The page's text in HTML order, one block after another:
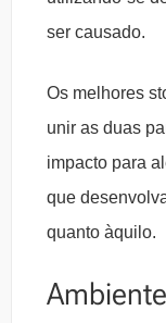
ser causado.
Os melhores
unir as duas
impacto para
que
quanto àquilo.
Ambiente